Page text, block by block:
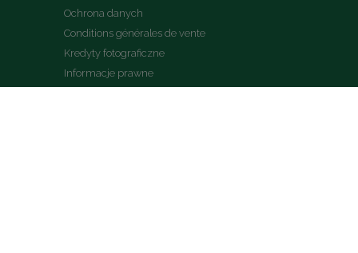
Ochrona danych
Conditions générales de vente
Kredyty fotograficzne
Informacje prawne